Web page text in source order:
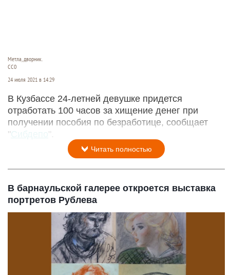
Метла, дворник.
CC0
24 июля 2021 в 14:29
В Кузбассе 24-летней девушке придется
отработать 100 часов за хищение денег при
получении пособия по безработице, сообщает
"Сибдепо ".
Читать полностью
В барнаульской галерее откроется выставка
портретов Рублева